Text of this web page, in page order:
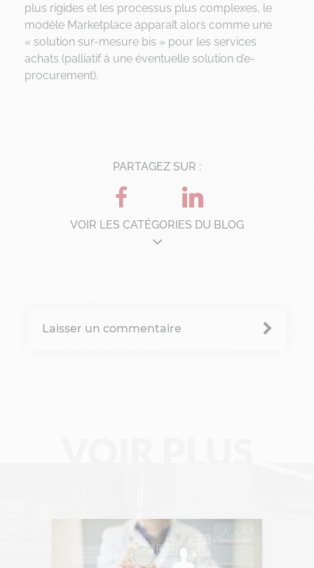
plus rigides et les processus plus complexes, le
modèle Marketplace apparaît alors comme une
« solution sur-mesure bis » pour les services
achats (palliatif à une éventuelle solution d’e-
procurement).
PARTAGEZ SUR :
VOIR LES CATÉGORIES DU BLOG
Change management
Gravity Microsoft 365
Intelligence Artificielle
Laisser un commentaire